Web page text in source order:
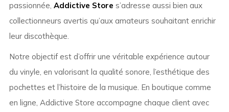
passionnée, Addictive Store s’adresse aussi bien aux
collectionneurs avertis qu’aux amateurs souhaitant enrichir
leur discothèque.
Notre objectif est d’offrir une véritable expérience autour
du vinyle, en valorisant la qualité sonore, l’esthétique des
pochettes et l’histoire de la musique. En boutique comme
en ligne, Addictive Store accompagne chaque client avec